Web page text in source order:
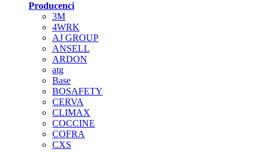
Producenci
3M
4WRK
AJ GROUP
ANSELL
ARDON
atg
Base
BOSAFETY
CERVA
CLIMAX
COCCINE
COFRA
CXS